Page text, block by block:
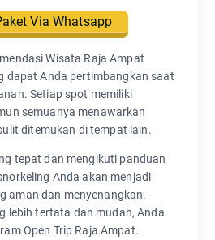
Via Whatsapp
Wisata Raja Ampat
dapat Anda pertimbangkan saat
Setiap spot memiliki
semuanya menawarkan
ditemukan di tempat lain.
tepat dan mengikuti panduan
Anda akan menjadi
aman dan menyenangkan.
lebih tertata dan mudah, Anda
Open Trip Raja Ampat.